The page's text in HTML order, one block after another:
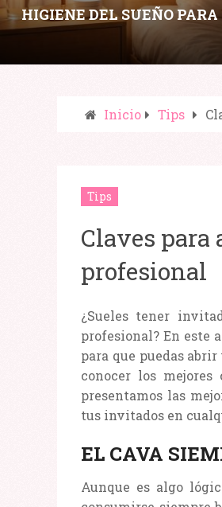
HIGIENE DEL SUEÑO
HÁBITOS NOCTURNOS QUE
OJERAS Y
Inicio Tips
Tips
Claves
profesional
¿Sueles tener
profesional? En este
para que puedas
conocer los
presentamos las
tus invitados en
EL CAVA
Aunque es algo